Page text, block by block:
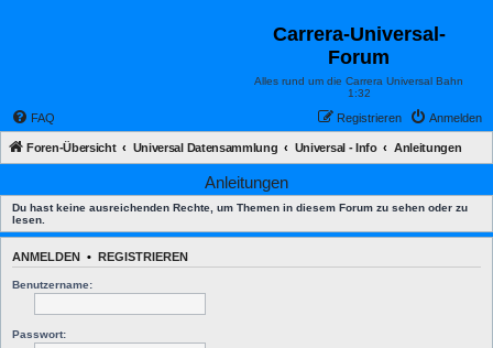
Carrera-Universal-
Forum
Alles rund um die Carrera Universal Bahn
1:32
FAQ Anmelden
Registrieren
Foren-Übersicht Universal Datensammlung Universal - Info Anleitungen
Anleitungen
Du hast keine ausreichenden Rechte, um Themen in diesem Forum zu sehen oder zu
lesen.
ANMELDEN • REGISTRIEREN
Benutzername:
Passwort: